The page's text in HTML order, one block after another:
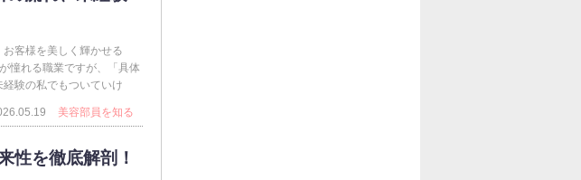
客様を美しく輝かせる
憧れる職業ですが、「具体
験の私でもついていけ
美容部員を知る
性を徹底解剖！